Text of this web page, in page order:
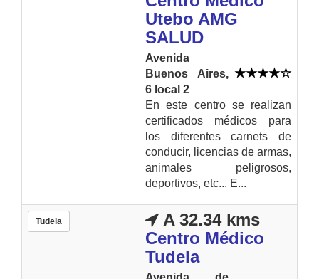
Utebo AMG
SALUD
Avenida
Buenos Aires,
6 local 2
En este centro se realizan
certificados médicos para
los diferentes carnets de
conducir, licencias de armas,
animales peligrosos,
deportivos, etc... E...
Tudela
A 32.34 kms
Centro Médico
Tudela